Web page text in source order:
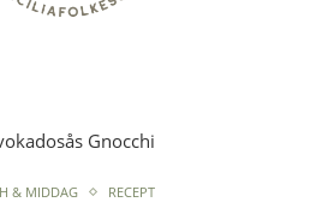
& MIDDAG RECEPT